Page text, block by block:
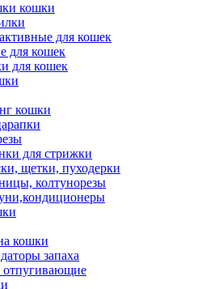
кошки
для кошек
для кошек
для кошек
кошки
для стрижки
щетки, пуходерки
колтунорезы
кошки
запаха